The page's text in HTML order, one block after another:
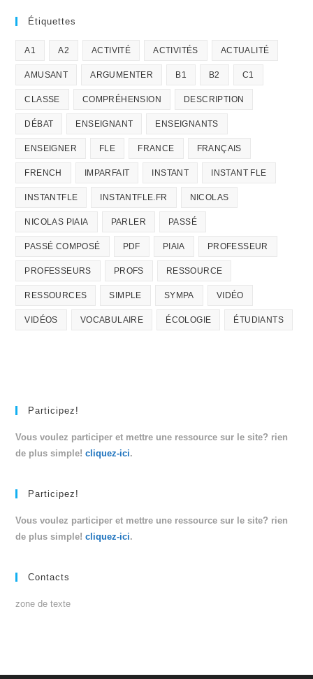
Étiquettes
A1 A2 ACTIVITÉ ACTIVITÉS ACTUALITÉ
AMUSANT ARGUMENTER B1 B2 C1
CLASSE COMPRÉHENSION DESCRIPTION
DÉBAT ENSEIGNANT ENSEIGNANTS
ENSEIGNER FLE FRANCE FRANÇAIS
FRENCH IMPARFAIT INSTANT INSTANT FLE
INSTANTFLE INSTANTFLE.FR NICOLAS
NICOLAS PIAIA PARLER PASSÉ
PASSÉ COMPOSÉ PDF PIAIA PROFESSEUR
PROFESSEURS PROFS RESSOURCE
RESSOURCES SIMPLE SYMPA VIDÉO
VIDÉOS VOCABULAIRE ÉCOLOGIE ÉTUDIANTS
Participez!
Vous voulez participer et mettre une ressource sur le site? rien
de plus simple!cliquez-ici.
Participez!
Vous voulez participer et mettre une ressource sur le site? rien
de plus simple!cliquez-ici.
Contacts
zone de texte